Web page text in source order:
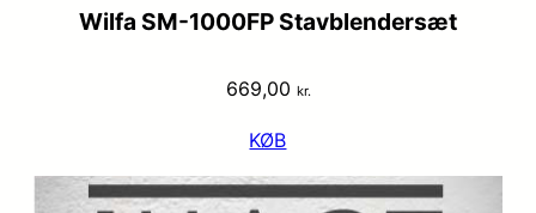
Wilfa SM-1000FP Stavblendersæt
669,00 kr.
KØB